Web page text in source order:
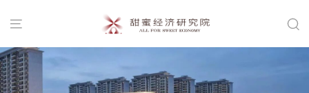
 